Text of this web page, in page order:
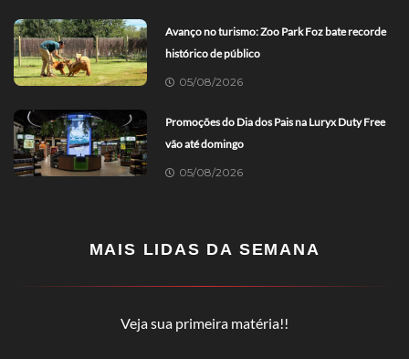
Avanço no turismo: Zoo Park Foz bate recorde
histórico de público
05/08/2026
Promoções do Dia dos Pais na Luryx Duty Free
vão até domingo
05/08/2026
MAIS LIDAS DA SEMANA
Veja sua primeira matéria!!